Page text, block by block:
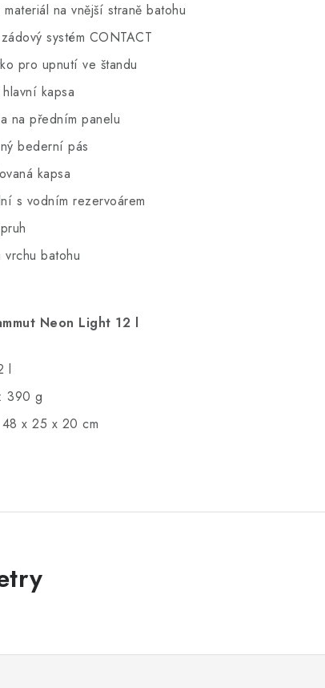
na vnější straně batohu
systém CONTACT
pro upnutí ve štandu
kapsa
na předním panelu
bederní pás
kapsa
s vodním rezervoárem
vrchu batohu
Neon Light 12 l
l
390 g
48 x 25 x 20 cm